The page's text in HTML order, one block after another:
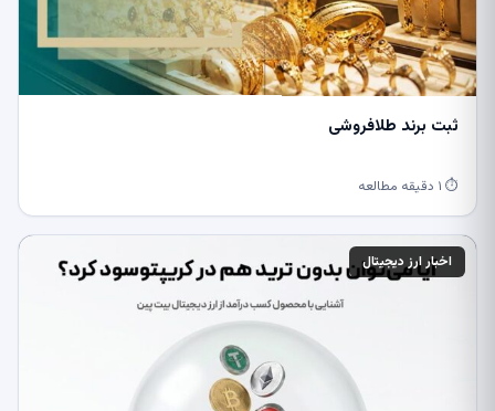
ثبت برند طلافروشی
⏱ ۱ دقیقه مطالعه
اخبار ارز دیجیتال